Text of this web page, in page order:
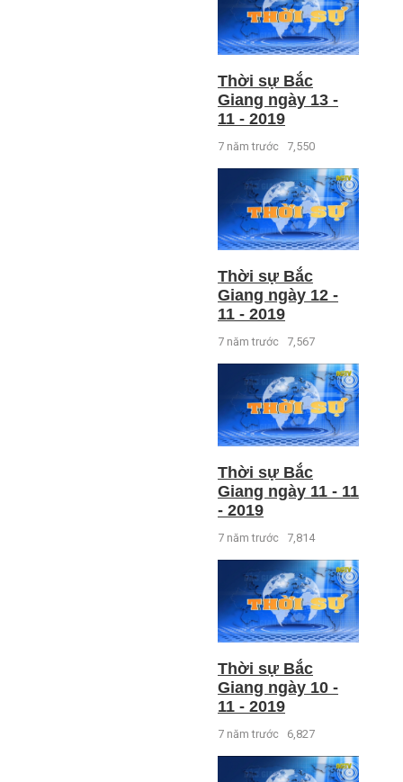
Thời sự Bắc
Giang ngày 13 -
11 - 2019
7 năm trước 7,550
Thời sự Bắc
Giang ngày 12 -
11 - 2019
7 năm trước 7,567
Thời sự Bắc
Giang ngày 11 - 11
- 2019
7 năm trước 7,814
Thời sự Bắc
Giang ngày 10 -
11 - 2019
7 năm trước 6,827